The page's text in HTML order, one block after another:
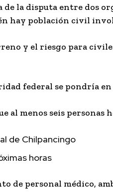
la disputa entre dos
hay población civil
y el riesgo para
federal se pondría
al menos seis personas
de Chilpancingo
horas
de personal médico,